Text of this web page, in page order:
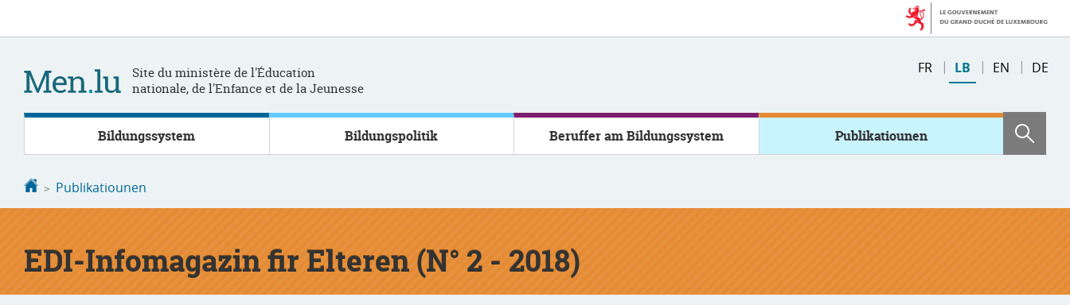
Site du ministère de l'Éducation
nationale, de l'Enfance et de la Jeunesse
Sich
Changer
FR LB EN DE
Bildungssystem Bildungspolitik Beruffer am Bildungssystem Publikatiounen
Startsäit
Publikatiounen
EDI-Infomagazin fir Elteren (N° 2 - 2018)